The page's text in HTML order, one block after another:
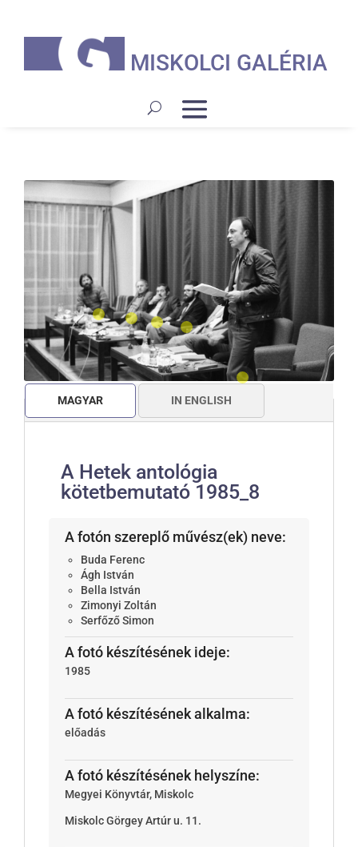
MISKOLCI GALÉRIA
MAGYAR IN ENGLISH
A Hetek antológia
kötetbemutató 1985_8
A fotón szereplő művész(ek) neve:
Buda Ferenc
Ágh István
Bella István
Zimonyi Zoltán
Serfőző Simon
A fotó készítésének ideje:
1985
A fotó készítésének alkalma:
előadás
A fotó készítésének helyszíne:
Megyei Könyvtár, Miskolc
Miskolc Görgey Artúr u. 11.